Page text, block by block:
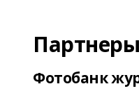
Партнеры
Фотобанк